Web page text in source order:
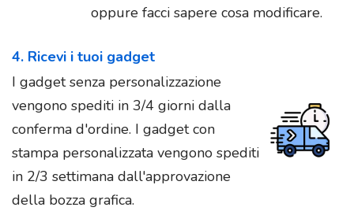
oppure facci sapere cosa modificare.
4. Ricevi i tuoi gadget
I gadget senza personalizzazione
vengono spediti in 3/4 giorni dalla
conferma d'ordine. I gadget con
stampa personalizzata vengono spediti
in 2/3 settimana dall'approvazione
della bozza grafica.